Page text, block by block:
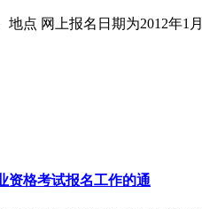
点 网上报名日期为2012年1
资格考试报名工作的通